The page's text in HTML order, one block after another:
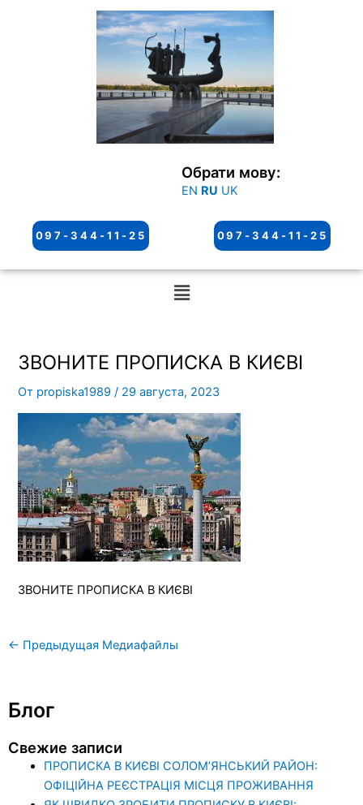
Обрати мову:
EN RU UK
097-344-11-25 097-344-11-25
Меню
ЗВОНИТЕ ПРОПИСКА В КИЄВІ
От propiska1989/ 29 августа, 2023
ЗВОНИТЕ ПРОПИСКА В КИЄВІ
← Предыдущая Медиафайлы
Блог
Свежие записи
ПРОПИСКА В КИЄВІ СОЛОМ’ЯНСЬКИЙ РАЙОН:
ОФІЦІЙНА РЕЄСТРАЦІЯ МІСЦЯ ПРОЖИВАННЯ